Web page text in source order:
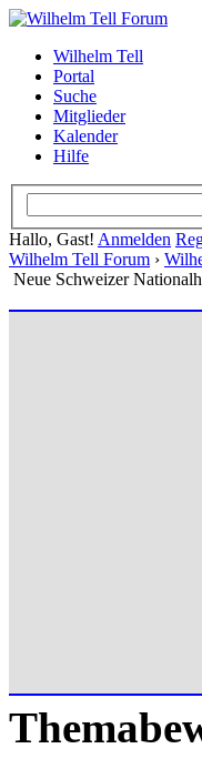
Wilhelm Tell
Portal
Suche
Mitglieder
Kalender
Hilfe
Hallo, Gast! Anmelden
Wilhelm Tell Forum ›
Neue Schweizer